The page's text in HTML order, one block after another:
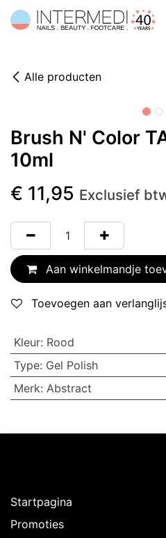
Overslaan naar inhoud
Alle producten
Brush N' Color
10ml
€ 11,95 Exclusief
Aan winkelmandje
Toevoegen aan
Kleur: Rood
Type: Gel Polish
Merk: Abstract
Startpagina
Promoties